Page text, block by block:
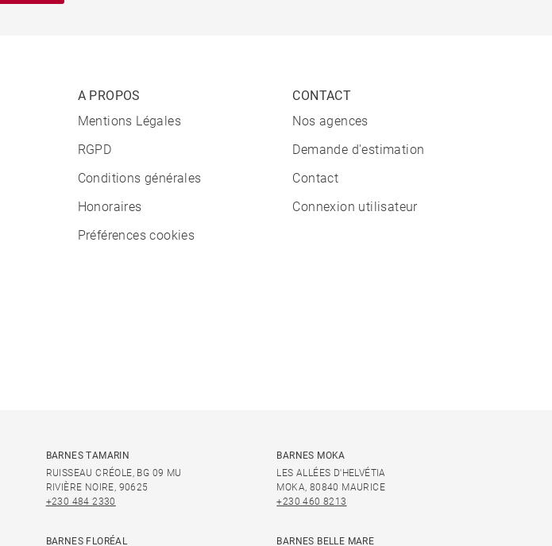
A PROPOS
Mentions Légales
RGPD
Conditions générales
Honoraires
Préférences cookies
CONTACT
Nos agences
Demande d'estimation
Contact
Connexion utilisateur
BARNES TAMARIN
RUISSEAU CRÉOLE, BG 09 MU
RIVIÈRE NOIRE, 90625
+230 484 2330
BARNES MOKA
LES ALLÉES D'HELVÉTIA
MOKA, 80840 MAURICE
+230 460 8213
BARNES FLORÉAL BARNES BELLE MARE